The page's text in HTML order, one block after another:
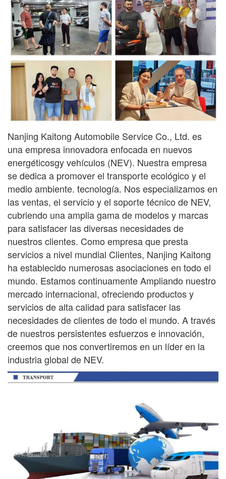
Nanjing Kaitong Automobile Service Co., Ltd. es
una empresa innovadora enfocada en nuevos
energéticosgyvehículos (NEV). Nuestra empresa
se dedica a promover el transporte ecológico y el
medio ambiente. tecnología. Nos especializamos en
las ventas, el servicio y el soporte técnico de NEV,
cubriendo una amplia gamade modelos y marcas
para satisfacer las diversas necesidades de
nuestros clientes. Como empresa que presta
servicios a nivel mundial Clientes, Nanjing Kaitong
ha establecido numerosas asociaciones en todo el
mundo. Estamos continuamenteAmpliando nuestro
mercado internacional, ofreciendo productos y
servicios de alta calidad para satisfacer las
necesidades declientes de todo el mundo. A través
de nuestros persistentes esfuerzos e innovación,
creemos que nos convertiremos en un líder en la
industria global de NEV.